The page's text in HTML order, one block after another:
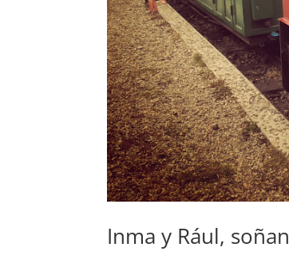
Inma y Rául,